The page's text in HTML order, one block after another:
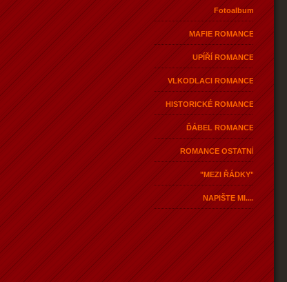
Fotoalbum
MAFIE ROMANCE
UPÍŘÍ ROMANCE
VLKODLACI ROMANCE
HISTORICKÉ ROMANCE
ĎÁBEL ROMANCE
ROMANCE OSTATNÍ
"MEZI ŘÁDKY"
NAPIŠTE MI....